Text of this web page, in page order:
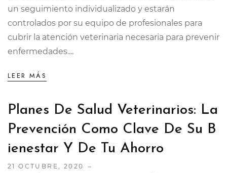
un seguimiento individualizado y estarán
controlados por su equipo de profesionales para
cubrir la atención veterinaria necesaria para prevenir
enfermedades....
LEER MÁS
Planes De Salud Veterinarios: La
Prevención Como Clave De Su B
Ienestar Y De Tu Ahorro
21 OCTUBRE, 2020